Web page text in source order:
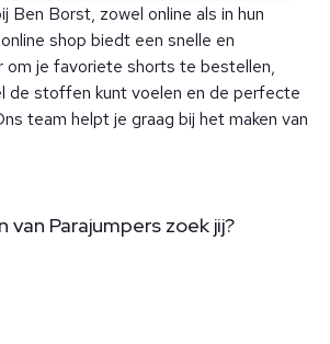
Ben Borst, zowel online als in hun
shop biedt een snelle en
om je favoriete shorts te bestellen,
de stoffen kunt voelen en de perfecte
team helpt je graag bij het maken van
van Parajumpers zoek jij?